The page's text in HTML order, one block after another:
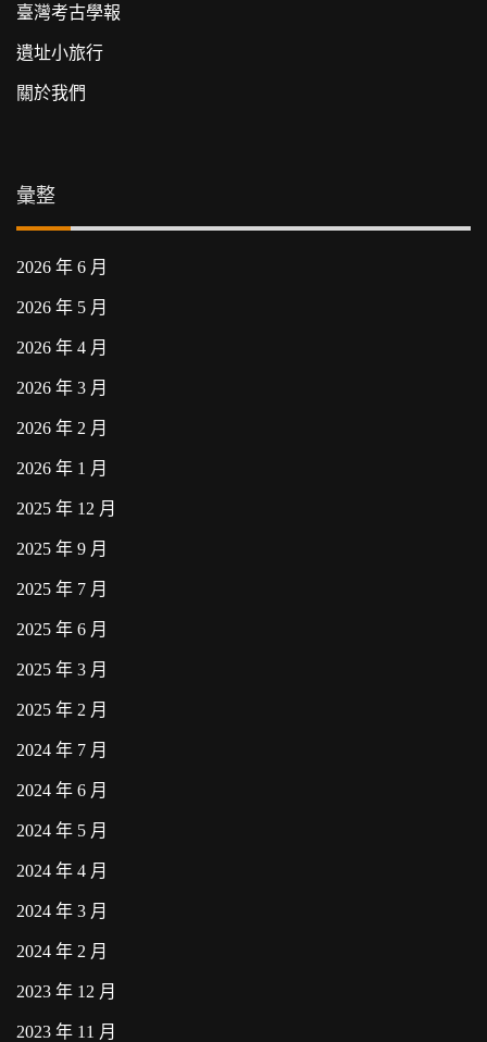
臺灣考古學報
遺址小旅行
關於我們
彙整
2026 年 6 月
2026 年 5 月
2026 年 4 月
2026 年 3 月
2026 年 2 月
2026 年 1 月
2025 年 12 月
2025 年 9 月
2025 年 7 月
2025 年 6 月
2025 年 3 月
2025 年 2 月
2024 年 7 月
2024 年 6 月
2024 年 5 月
2024 年 4 月
2024 年 3 月
2024 年 2 月
2023 年 12 月
2023 年 11 月